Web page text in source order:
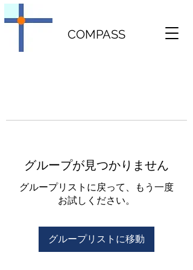
COMPASS
グループが見つかりません
グループリストに戻って、もう一度
お試しください。
グループリストに移動